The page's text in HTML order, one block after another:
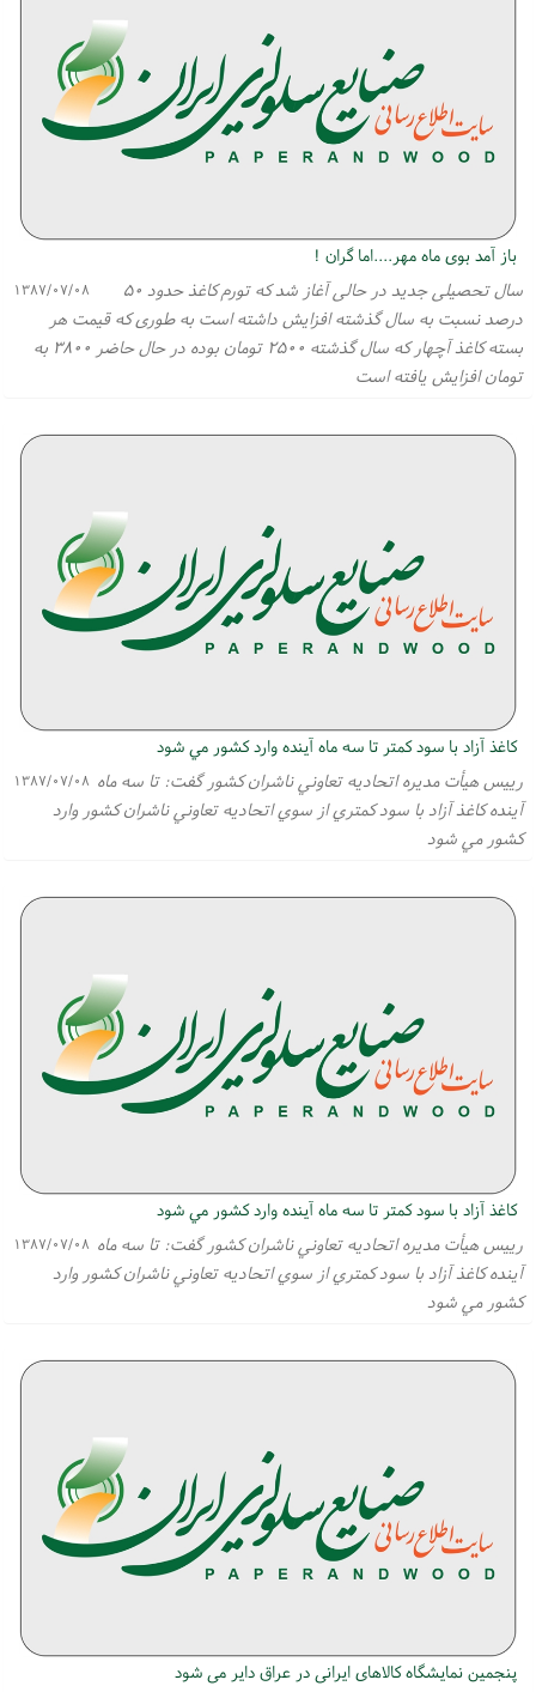
باز آمد بوی ماه مهر....اما گران !
۱۳۸۷/۰۷/۰۸
سال تحصیلی جدید در حالی آغاز شد كه تورم كاغذ حدود ۵۰
درصد نسبت به سال گذشته افزایش داشته است به طوری كه قیمت هر
بسته كاغذ آچهار كه سال گذشته ۲۵۰۰ تومان بوده در حال حاضر ۳۸۰۰ به
تومان افزایش یافته است
كاغذ آزاد با سود كمتر تا سه ماه آينده وارد كشور مي شود
۱۳۸۷/۰۷/۰۸ رييس هيأت مديره اتحاديه تعاوني ناشران كشور گفت: تا سه ماه
آينده كاغذ آزاد با سود كمتري از سوي اتحاديه تعاوني ناشران كشور وارد
كشور مي شود
كاغذ آزاد با سود كمتر تا سه ماه آينده وارد كشور مي شود
۱۳۸۷/۰۷/۰۸ رييس هيأت مديره اتحاديه تعاوني ناشران كشور گفت: تا سه ماه
آينده كاغذ آزاد با سود كمتري از سوي اتحاديه تعاوني ناشران كشور وارد
كشور مي شود
پنجمین نمایشگاه كالاهای ایرانی در عراق دایر می شود